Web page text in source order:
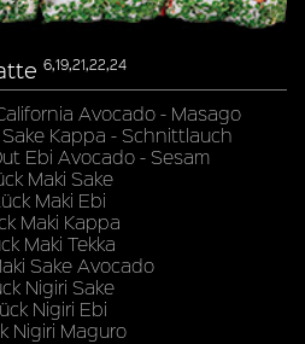
6,19,21,22,24
Avocado - Masago
Kappa - Schnittlauch
Ebi Avocado - Sesam
Maki Sake
Maki Ebi
Maki Kappa
Maki Tekka
Sake Avocado
Nigiri Sake
Nigiri Ebi
Nigiri Maguro